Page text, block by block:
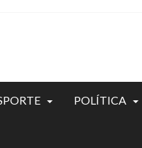
POLÍTICA